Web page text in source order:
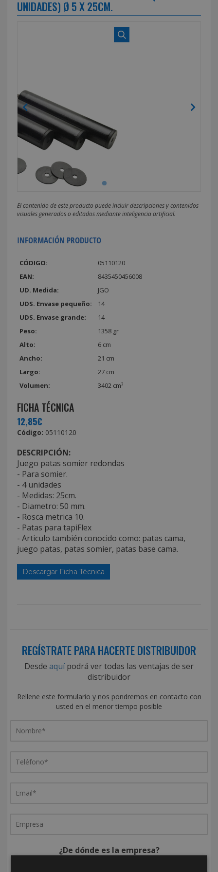
UNIDADES) Ø 5 X 25CM.
El contenido de este producto puede incluir descripciones y contenidos
visuales generados o editados mediante inteligencia artificial.
INFORMACIÓN PRODUCTO
CÓDIGO:
05110120
EAN:
8435450456008
UD. Medida:
JGO
UDS. Envase pequeño:
14
UDS. Envase grande:
14
Peso:
1358 gr
Alto:
6 cm
Ancho:
21 cm
Largo:
27 cm
Volumen:
3402 cm³
FICHA TÉCNICA
12,85€
Código: 05110120
DESCRIPCIÓN:
Juego patas somier redondas
- Para somier.
- 4 unidades
- Medidas: 25cm.
- Diametro: 50 mm.
- Rosca metrica 10.
- Patas para tapiFlex
- Articulo también conocido como: patas cama,
juego patas, patas somier, patas base cama.
Descargar Ficha Técnica
REGÍSTRATE PARA HACERTE DISTRIBUIDOR
Desde aquípodrá ver todas las ventajas de ser
distribuidor
Rellene este formulario y nos pondremos en contacto con
usted en el menor tiempo posible
¿De dónde es la empresa?